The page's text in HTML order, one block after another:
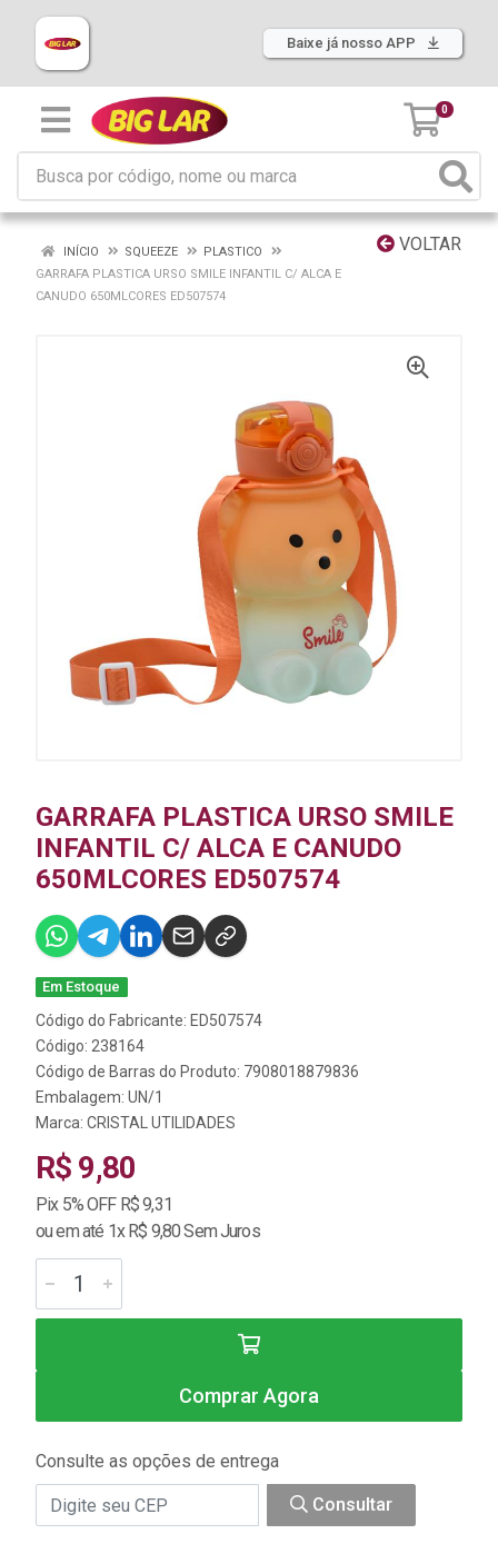
Baixe já nosso APP
0
VOLTAR
INÍCIO SQUEEZE
PLASTICO
GARRAFA PLASTICA URSO SMILE INFANTIL C/ ALCA E
CANUDO 650MLCORES ED507574
GARRAFA PLASTICA URSO SMILE
INFANTIL C/ ALCA E CANUDO
650MLCORES ED507574
Em Estoque
Código do Fabricante: ED507574
Código: 238164
Código de Barras do Produto: 7908018879836
Embalagem: UN/1
Marca: CRISTAL UTILIDADES
R$ 9,80
Pix 5% OFF R$ 9,31
ou em até 1x R$ 9,80 Sem Juros
Comprar Agora
Consulte as opções de entrega
Consultar